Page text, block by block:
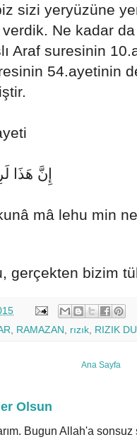
sizi yeryüzüne
verdik. Ne kadar
Araf suresinin
54.ayetinin
إِنَّ هَذَا
mâ lehu min
gerçekten bizim
RAMAZAN rızık RIZIK
Ana Sayfa
Olsun
Bugun Allah'a